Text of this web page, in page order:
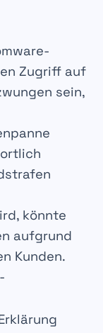
-
Zugriff auf
sein,
könnte
aufgrund
Kunden.